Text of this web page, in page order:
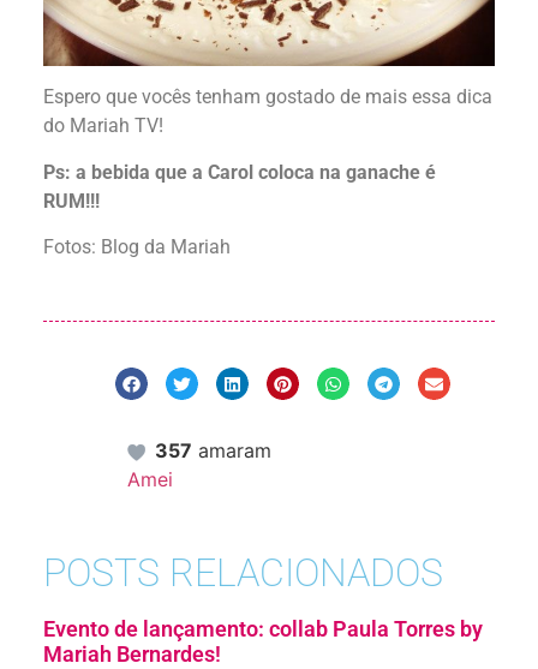
Espero que vocês tenham gostado de mais essa dica
do Mariah TV!
Ps: a bebida que a Carol coloca na ganache é
RUM!!!
Fotos: Blog da Mariah
357 amaram
Amei
POSTS RELACIONADOS
Evento de lançamento: collab Paula Torres by
Mariah Bernardes!